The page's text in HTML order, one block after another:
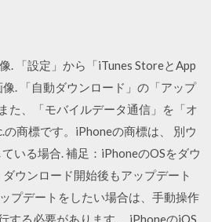
. 「設定」から「iTunes StoreとApp
. 「自動ダウンロード」の「アップ
た、「モバイルデータ通信」を「オ
の商標です。iPhoneの商標は、 別ウ
いる場合. 補足：iPhoneのOSをダウ
ウンロード開始後もアップデート
プデートをしたい場合は、手動操作
する必要があります。 iPhoneのiOS